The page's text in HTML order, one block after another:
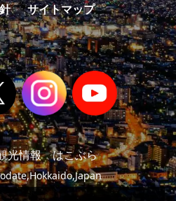
サイトマップ
光情報 はこぶら